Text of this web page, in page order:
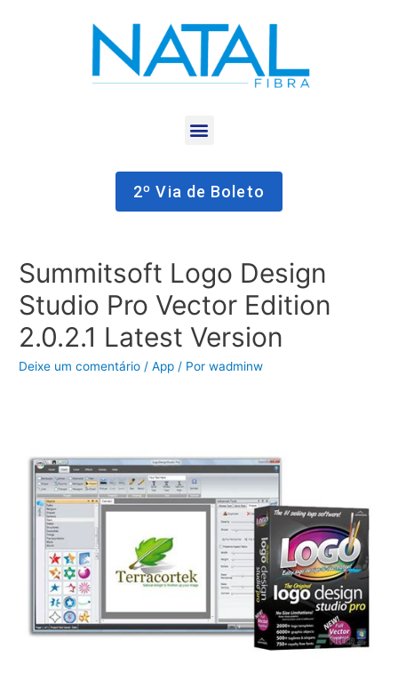
2º Via de Boleto
Summitsoft Logo Design
Studio Pro Vector Edition
2.0.2.1 Latest Version
Deixe um comentário /App / Porwadminw